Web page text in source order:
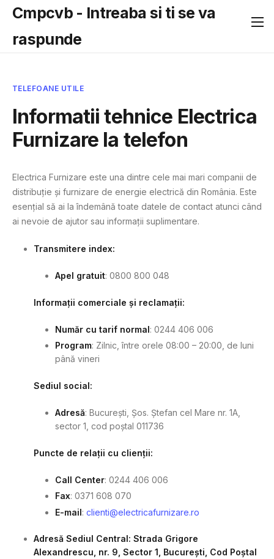
Cmpcvb - Intreaba si ti se va
raspunde
TELEFOANE UTILE
Informatii tehnice Electrica
Furnizare la telefon
Electrica Furnizare este una dintre cele mai mari companii de
distribuție și furnizare de energie electrică din România. Este
esențial să ai la îndemână toate datele de contact atunci când
ai nevoie de ajutor sau informații suplimentare.
Transmitere index:
Apel gratuit: 0800 800 048
Informații comerciale și reclamații:
Număr cu tarif normal: 0244 406 006
Program: Zilnic, între orele 08:00 – 20:00, de luni
până vineri
Sediul social:
Adresă: București, Șos. Ștefan cel Mare nr. 1A,
sector 1, cod poștal 011736
Puncte de relații cu clienții:
Call Center: 0244 406 006
Fax: 0371 608 070
E-mail: clienti@electricafurnizare.ro
Adresă Sediul Central: Strada Grigore
Alexandrescu, nr. 9, Sector 1, București, Cod Poștal